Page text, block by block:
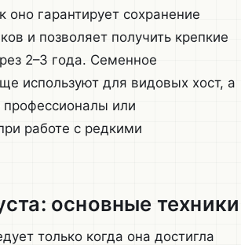
оно гарантирует сохранение
и позволяет получить крепкие
2–3 года. Семенное
используют для видовых хост, а
или
работе с редкими
основные техники
только когда она достигла